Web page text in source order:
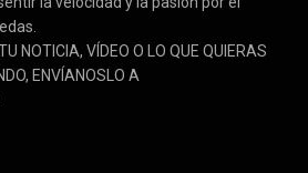
NOTICIA, VÍDEO O LO QUE QUIERAS
ENVÍANOSLO A